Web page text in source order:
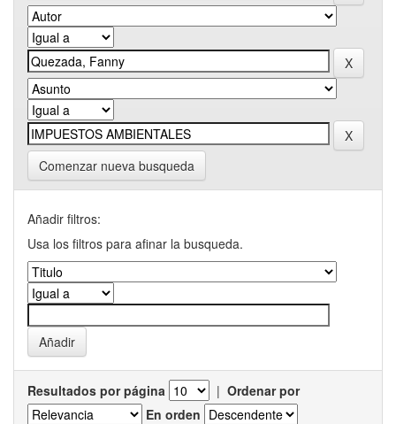
Comenzar nueva busqueda
Añadir filtros:
Usa los filtros para afinar la busqueda.
Resultados por página | Ordenar por
En orden